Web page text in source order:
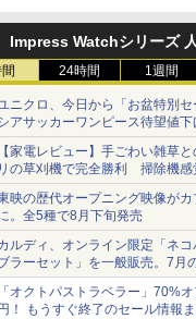
Impress Watchシリーズ
24時間 1週間
ニクロ、今日から「お盆特別
アサッカーワンピース待望値下
ョーツは1990円に
家電レビュー】手ごわい雑草と
の草刈機で完全勝利 掃除機感
映の歴代オープニング映像がカ
。全5種で8月下旬発売
ルディ、オンライン限定「ネコ
ラーセット」を一般販売。7月
選無効分
オクトパストラベラー」70%
！ もうすぐ終了のセール情報